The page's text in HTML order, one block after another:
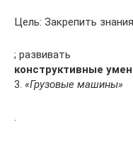
Цель: Закрепить
; развивать
конструктивные
3. «Грузовые машины»
.